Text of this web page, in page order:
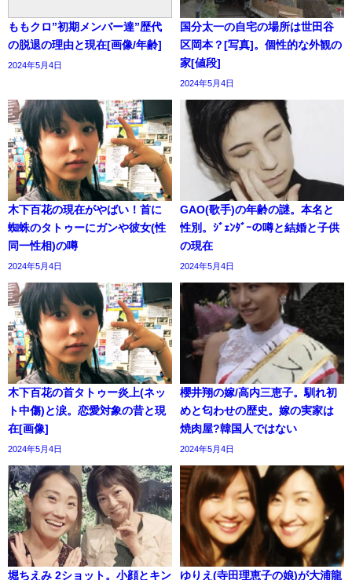
ももクロ”初期メンバー達”歴代
の脱退の理由と現在[画像/年齢]
2024年5月4日
国分太一の自宅の場所は世田谷
区岡本？[写真]。個性的な外観の
家[値段]
2024年5月4日
木下百花の現在がやばい！首に
蜘蛛のタトゥーにガンや彼女(性
同一性相)の噂
2024年5月4日
GAO(歌手)の年齢の謎。本名と
性別。ｼﾞｪﾝﾀﾞｰの噂と結婚と子供
の現在
2024年5月4日
木下百花の首タトゥー炎上(ネッ
ト中傷)と涙。恋愛対象の昔と現
在[画像]
2024年5月4日
櫻井翔の嫁/高内三恵子。馴れ初
めと匂わせの歴史。嫁の実家は
焼肉屋?韓国人ではない
2024年5月4日
堀ちえみ 2ショット。小顔とキン
ゆりえ(寺田理恵子の娘)が大浦龍